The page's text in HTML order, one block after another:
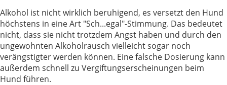
Alkohol ist nicht wirklich beruhigend, es versetzt den Hund
höchstens in eine Art "Sch...egal"-Stimmung. Das bedeutet
nicht, dass sie nicht trotzdem Angst haben und durch den
ungewohnten Alkoholrausch vielleicht sogar noch
verängstigter werden können. Eine falsche Dosierung kann
außerdem schnell zu Vergiftungserscheinungen beim
Hund führen.